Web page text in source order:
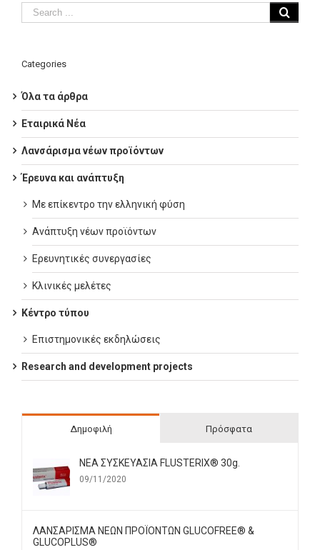
Categories
Όλα τα άρθρα
Εταιρικά Νέα
Λανσάρισμα νέων προϊόντων
Έρευνα και ανάπτυξη
Με επίκεντρο την ελληνική φύση
Ανάπτυξη νέων προϊόντων
Ερευνητικές συνεργασίες
Κλινικές μελέτες
Κέντρο τύπου
Επιστημονικές εκδηλώσεις
Research and development projects
Δημοφιλή Πρόσφατα
ΝΕΑ ΣΥΣΚΕΥΑΣΙΑ FLUSTERIX® 30g.
09/11/2020
ΛΑΝΣΑΡΙΣΜΑ ΝΕΩΝ ΠΡΟΪΟΝΤΩΝ GLUCOFREE® &
GLUCOPLUS®